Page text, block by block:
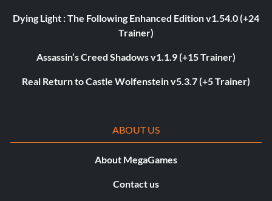
Dying Light : The Following Enhanced Edition v1.54.0 (+24
Trainer)
Assassin’s Creed Shadows v1.1.9 (+15 Trainer)
Real Return to Castle Wolfenstein v5.3.7 (+5 Trainer)
ABOUT US
About MegaGames
Contact us